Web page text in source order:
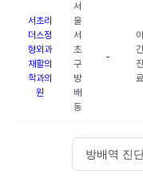
서초리
더스정
형외과
재활의
학과의
원
서
울
서
초
구
방
배
동
-
야
간
진
료
방배역 진